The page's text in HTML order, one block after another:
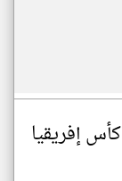
إفريقيا